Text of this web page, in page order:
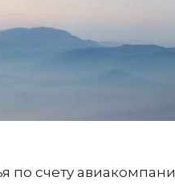
по счету